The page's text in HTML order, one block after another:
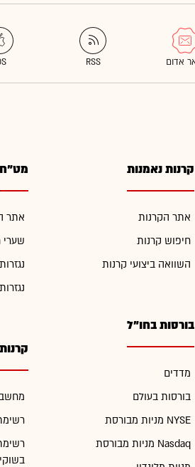
קרנות נאמנות
אתר הקרנות
חיפוש קרנות
השוואה ביצועי קרנות
בורסות בחו"ל
מדדים
בורסות בעולם
מניות מבורסת NYSE
מניות מבורסת Nasdaq
מט"ח
אתר
שערי